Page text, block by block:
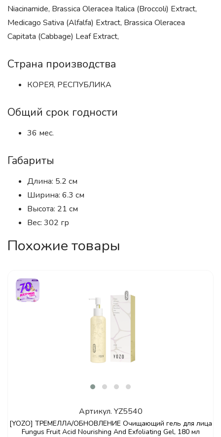
Niacinamide, Brassica Oleracea Italica (Broccoli) Extract,
Medicago Sativa (Alfalfa) Extract, Brassica Oleracea
Capitata (Cabbage) Leaf Extract,
Страна производства
КОРЕЯ, РЕСПУБЛИКА
Общий срок годности
36 мес.
Габариты
Длина: 5.2 см
Ширина: 6.3 см
Высота: 21 см
Вес: 302 гр
Похожие товары
Артикул. YZ5540
[YOZO] ТРЕМЕЛЛА/ОБНОВЛЕНИЕ Очищающий гель для лица
Fungus Fruit Acid Nourishing And Exfoliating Gel, 180 мл